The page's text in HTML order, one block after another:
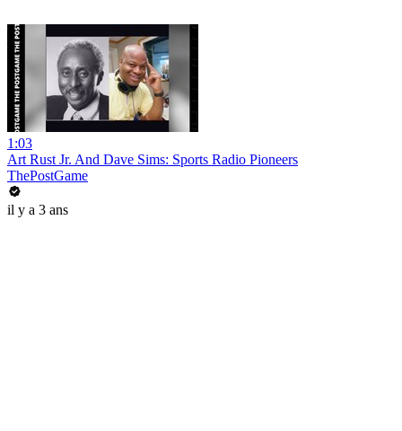
1:03
Art Rust Jr. And Dave Sims: Sports Radio Pioneers
ThePostGame
il y a 3 ans